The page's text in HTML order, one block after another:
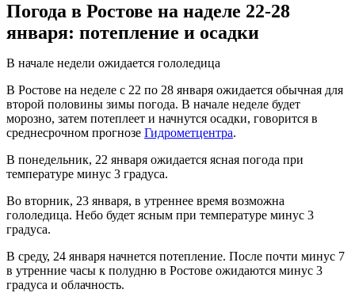
Погода в Ростове на наделе 22-28
января: потепление и осадки
В начале недели ожидается гололедица
В Ростове на неделе с 22 по 28 января ожидается обычная для
второй половины зимы погода. В начале неделе будет
морозно, затем потеплеет и начнутся осадки, говорится в
среднесрочном прогнозе Гидрометцентра.
В понедельник, 22 января ожидается ясная погода при
температуре минус 3 градуса.
Во вторник, 23 января, в утреннее время возможна
гололедица. Небо будет ясным при температуре минус 3
градуса.
В среду, 24 января начнется потепление. После почти минус 7
в утренние часы к полудню в Ростове ожидаются минус 3
градуса и облачность.